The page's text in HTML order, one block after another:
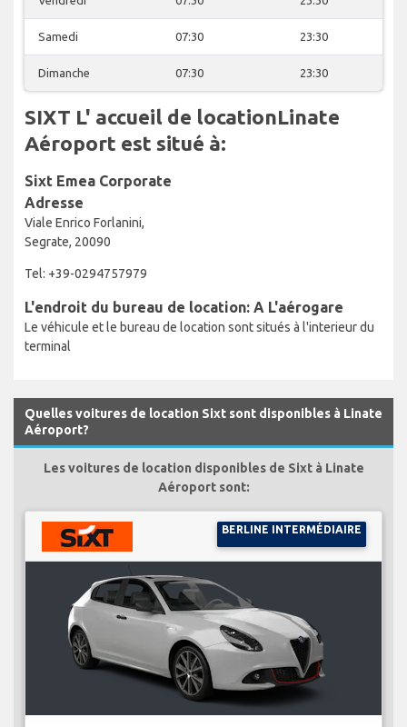
Samedi 07:30 23:30
Dimanche 07:30 23:30
SIXT L' accueil de locationLinate
Aéroport est situé à:
Sixt Emea Corporate
Adresse
Viale Enrico Forlanini,
Segrate, 20090
Tel: +39-0294757979
L'endroit du bureau de location: A L'aérogare
Le véhicule et le bureau de location sont situés à l'interieur du
terminal
Quelles voitures de location Sixt sont disponibles à Linate
Aéroport?
Les voitures de location disponibles de Sixt à Linate
Aéroport sont:
BERLINE INTERMÉDIAIRE